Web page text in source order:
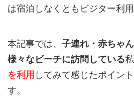
は宿泊しなくともビジター利用
本記事では、 子連れ・赤ちゃ
様々なビーチに訪問している
を利用してみて感じたポイン
す。